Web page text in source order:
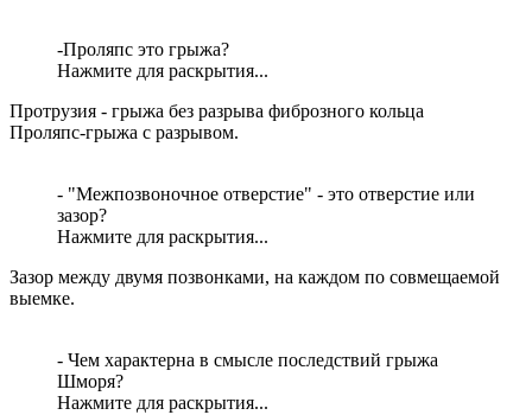
-Проляпс это грыжа?
Нажмите для раскрытия...
Протрузия - грыжа без разрыва фиброзного кольца
Проляпс-грыжа с разрывом.
- "Межпозвоночное отверстие" - это отверстие или
зазор?
Нажмите для раскрытия...
Зазор между двумя позвонками, на каждом по совмещаемой
выемке.
- Чем характерна в смысле последствий грыжа
Шморя?
Нажмите для раскрытия...